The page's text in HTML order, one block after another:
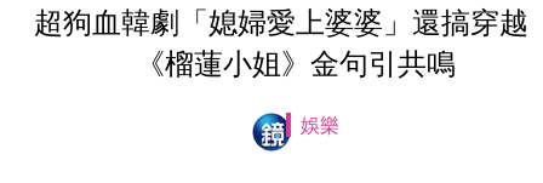
超狗血韓劇「媳婦愛上婆婆」還搞穿
《榴蓮小姐》金句引共鳴
娛樂